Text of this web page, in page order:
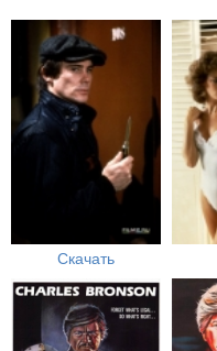
Скачать